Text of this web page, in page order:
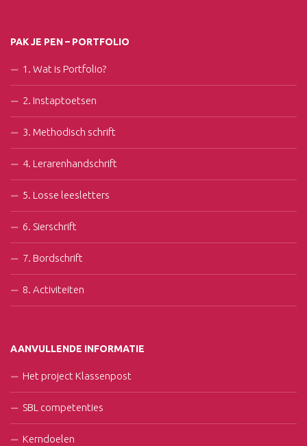
PAK JE PEN – PORTFOLIO
1. Wat is Portfolio?
2. Instaptoetsen
3. Methodisch schrift
4. Lerarenhandschrift
5. Losse leesletters
6. Sierschrift
7. Bordschrift
8. Activiteiten
AANVULLENDE INFORMATIE
Het project Klassenpost
SBL competenties
Kerndoelen